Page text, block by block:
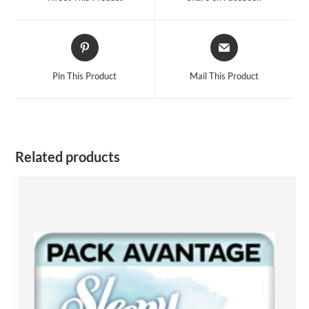
Opens
in
Pin This Product
Opens
in
Mail This Product
Related products